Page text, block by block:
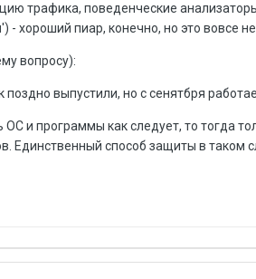
трафика, поведенческие
хороший пиар, конечно, но это вовсе
вопросу):
выпустили, но с сенятбря
и программы как следует, то тогда
Единственный способ защиты в таком